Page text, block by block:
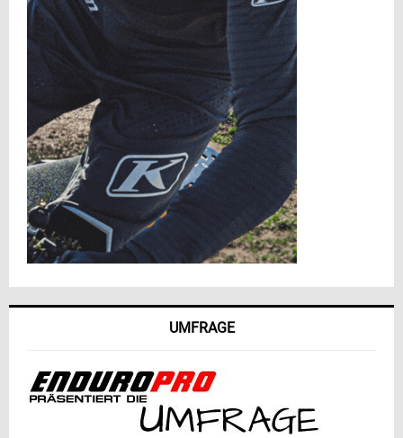
UMFRAGE